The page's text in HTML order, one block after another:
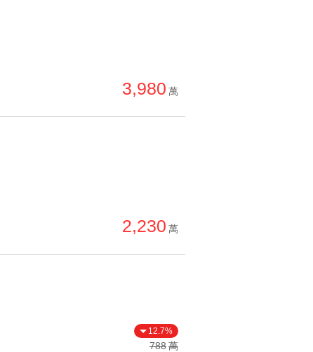
月熱門度高 → 低
3,980 萬
2,230 萬
12.7%
788萬